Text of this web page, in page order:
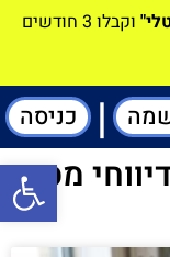
וקבלו 3 חודשים
| כניסה
מספתח